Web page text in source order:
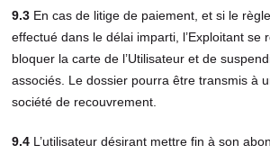
9.3 En cas de litige de paiement, et si le
effectué dans le délai imparti, l’Exploitant se
bloquer la carte de l’Utilisateur et de
associés. Le dossier pourra être transmis à
société de recouvrement.
9.4 L’utilisateur désirant mettre fin à son